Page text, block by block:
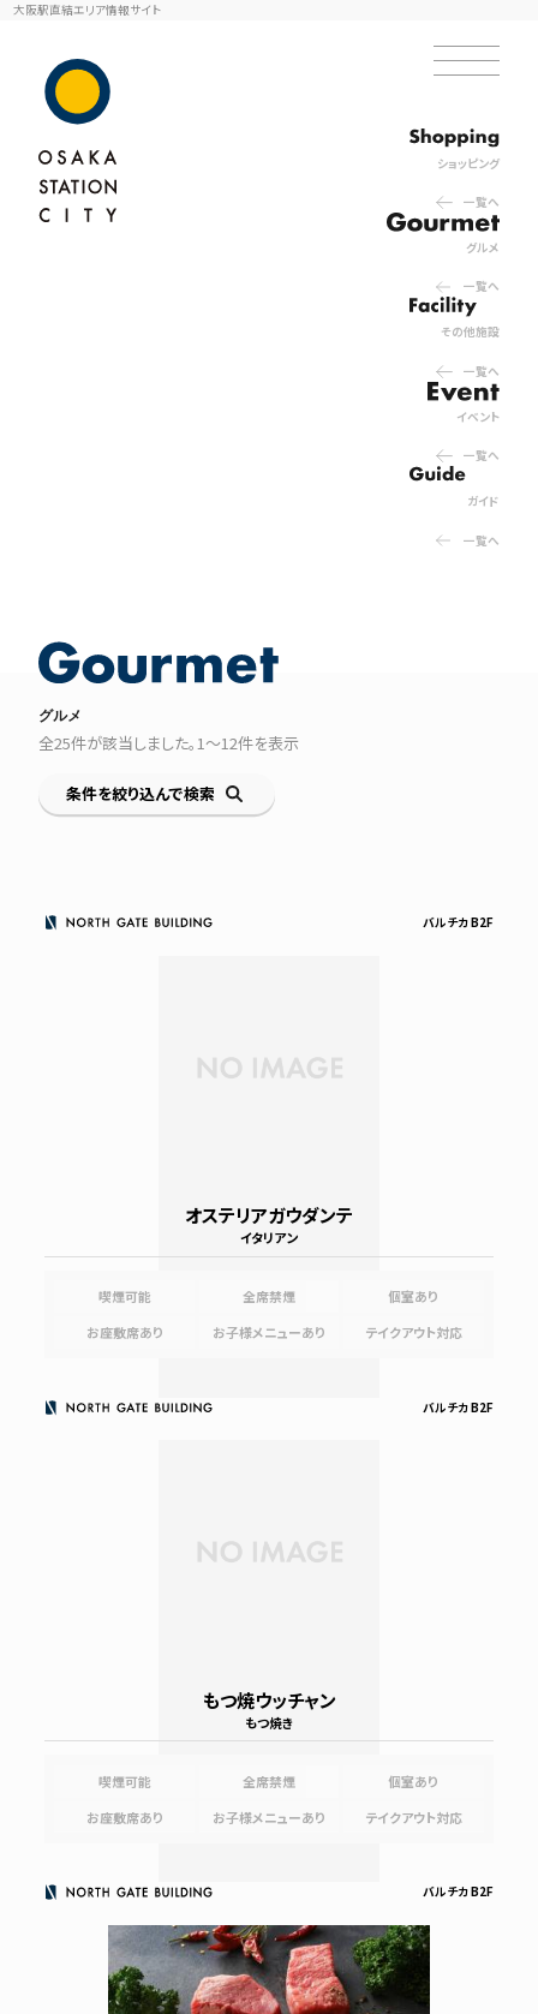
大阪駅直結エリア情報サイト
ショッピング
一覧へ
グルメ
一覧へ
その他施設
一覧へ
イベント
一覧へ
ガイド
一覧へ
グルメ
全25件が該当しました。1〜12件を表示
条件を絞り込んで検索
バルチカ B2F
オステリアガウダンテ
イタリアン
喫煙可能 全席禁煙
個室あり
お座敷席あり
お子様メニューあり テイクアウト対応
バルチカ B2F
もつ焼ウッチャン
もつ焼き
喫煙可能 全席禁煙
個室あり
お座敷席あり
お子様メニューあり テイクアウト対応
バルチカ B2F